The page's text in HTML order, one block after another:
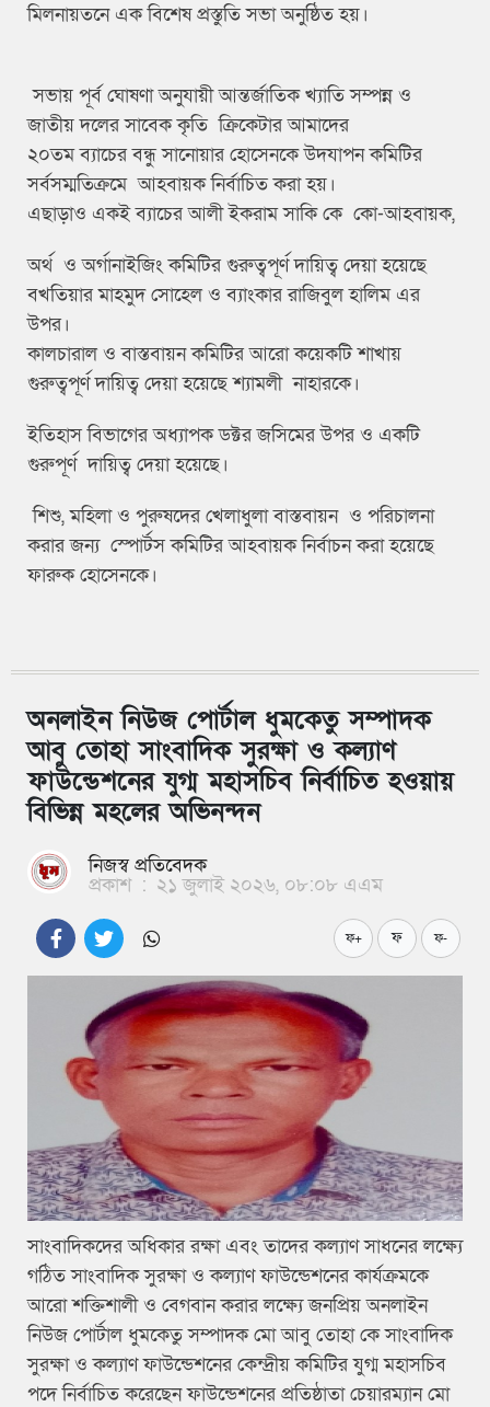
মিলনায়তনে এক বিশেষ প্রস্তুতি সভা অনুষ্ঠিত হয়।
সভায় পূর্ব ঘোষণা অনুযায়ী আন্তর্জাতিক খ্যাতি সম্পন্ন ও
জাতীয় দলের সাবেক কৃতি ক্রিকেটার আমাদের
২০তম ব্যাচের বন্ধু সানোয়ার হোসেনকে উদযাপন কমিটির
সর্বসম্মতিক্রমে আহবায়ক নির্বাচিত করা হয়।
এছাড়াও একই ব্যাচের আলী ইকরাম সাকি কে কো-আহবায়ক,
অর্থ ও অর্গানাইজিং কমিটির গুরুত্বপূর্ণ দায়িত্ব দেয়া হয়েছে
বখতিয়ার মাহমুদ সোহেল ও ব্যাংকার রাজিবুল হালিম এর
উপর।
কালচারাল ও বাস্তবায়ন কমিটির আরো কয়েকটি শাখায়
গুরুত্বপূর্ণ দায়িত্ব দেয়া হয়েছে শ্যামলী নাহারকে।
ইতিহাস বিভাগের অধ্যাপক ডক্টর জসিমের উপর ও একটি
গুরুপূর্ণ দায়িত্ব দেয়া হয়েছে।
শিশু, মহিলা ও পুরুষদের খেলাধুলা বাস্তবায়ন ও পরিচালনা
করার জন্য স্পোর্টস কমিটির আহবায়ক নির্বাচন করা হয়েছে
ফারুক হোসেনকে।
অনলাইন নিউজ পোর্টাল ধুমকেতু সম্পাদক
আবু তোহা সাংবাদিক সুরক্ষা ও কল্যাণ
ফাউন্ডেশনের যুগ্ম মহাসচিব নির্বাচিত হওয়ায়
বিভিন্ন মহলের অভিনন্দন
নিজস্ব প্রতিবেদক
প্রকাশ : ২১ জুলাই ২০২৬, ০৮:০৮ এএম
ফ+ ফ ফ-
সাংবাদিকদের অধিকার রক্ষা এবং তাদের কল্যাণ সাধনের লক্ষ্যে
গঠিত সাংবাদিক সুরক্ষা ও কল্যাণ ফাউন্ডেশনের কার্যক্রমকে
আরো শক্তিশালী ও বেগবান করার লক্ষ্যে জনপ্রিয় অনলাইন
নিউজ পোর্টাল ধুমকেতু সম্পাদক মো আবু তোহা কে সাংবাদিক
সুরক্ষা ও কল্যাণ ফাউন্ডেশনের কেন্দ্রীয় কমিটির যুগ্ম মহাসচিব
পদে নির্বাচিত করেছেন ফাউন্ডেশনের প্রতিষ্ঠাতা চেয়ারম্যান মো